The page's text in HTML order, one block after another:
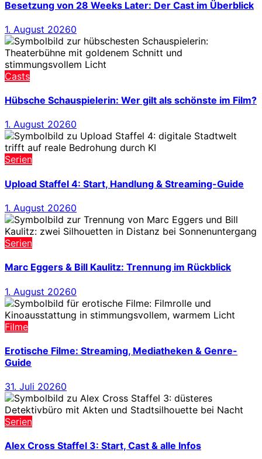
Besetzung von 28 Weeks Later: Der Cast im Überblick
1. August 20260
Casts
Hübsche Schauspielerin: Wer gilt als schönste im Film?
1. August 20260
Serien
Upload Staffel 4: Start, Handlung & Streaming-Guide
1. August 20260
Serien
Marc Eggers & Bill Kaulitz: Trennung im Rückblick
1. August 20260
Filme
Erotische Filme: Streaming, Mediatheken & Genre-
Guide
31. Juli 20260
Serien
Alex Cross Staffel 3: Start, Cast & alle Infos